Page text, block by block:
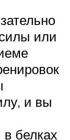
или
и вы
белках